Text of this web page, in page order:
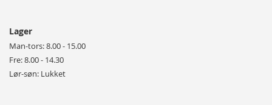
Lager
Man-tors: 8.00 - 15.00
Fre: 8.00 - 14.30
Lør-søn: Lukket